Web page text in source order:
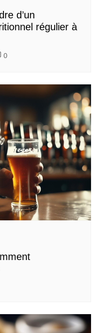
d’un
régulier à
0